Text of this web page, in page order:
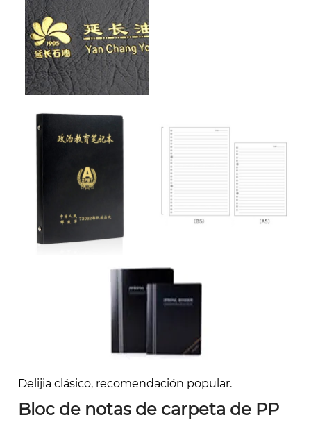
Delijia clásico, recomendación popular.
Bloc de notas de carpeta de PP